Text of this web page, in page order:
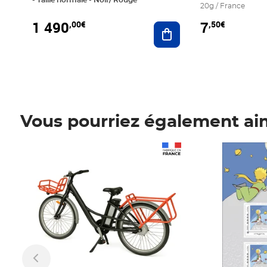
1 490,00€ Ajouter au panier
20g / France
7,50€
Vous pourriez également
Prix 7,50€